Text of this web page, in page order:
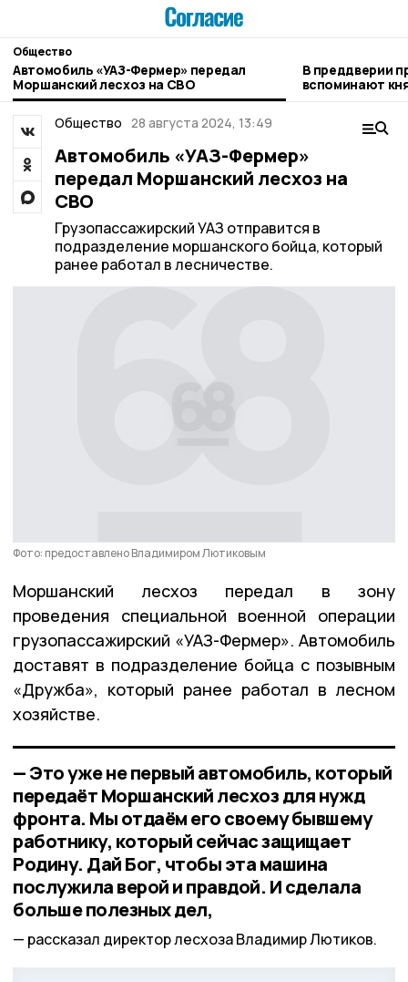
Общество
Автомобиль «УАЗ-Фермер» передал
Моршанский лесхоз на СВО
В преддверии
вспоминают
Общество 28 августа 2024, 13:49
Автомобиль «УАЗ-Фермер»
передал Моршанский лесхоз на
СВО
Грузопассажирский УАЗ отправится в
подразделение моршанского бойца, который
ранее работал в лесничестве.
Фото: предоставлено Владимиром Лютиковым
Моршанский лесхоз передал в зону
проведения специальной военной операции
грузопассажирский «УАЗ-Фермер». Автомобиль
доставят в подразделение бойца с позывным
«Дружба», который ранее работал в лесном
хозяйстве.
— Это уже не первый автомобиль, который
передаёт Моршанский лесхоз для нужд
фронта. Мы отдаём его своему бывшему
работнику, который сейчас защищает
Родину. Дай Бог, чтобы эта машина
послужила верой и правдой. И сделала
больше полезных дел,
рассказал директор лесхоза Владимир Лютиков.